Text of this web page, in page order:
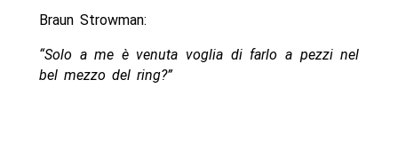
Braun Strowman:
“Solo a me è venuta voglia di farlo a pezzi nel
bel mezzo del ring?”